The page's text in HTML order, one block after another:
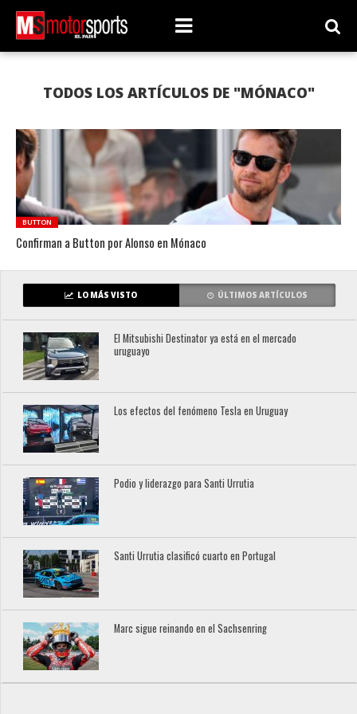
TODOS LOS ARTÍCULOS DE "MÓNACO"
BUTTON
Confirman a Button por Alonso en Mónaco
LO MÁS VISTO ÚLTIMOS ARTÍCULOS
El Mitsubishi Destinator ya está en el mercado
uruguayo
Los efectos del fenómeno Tesla en Uruguay
Podio y liderazgo para Santi Urrutia
Santi Urrutia clasificó cuarto en Portugal
Marc sigue reinando en el Sachsenring